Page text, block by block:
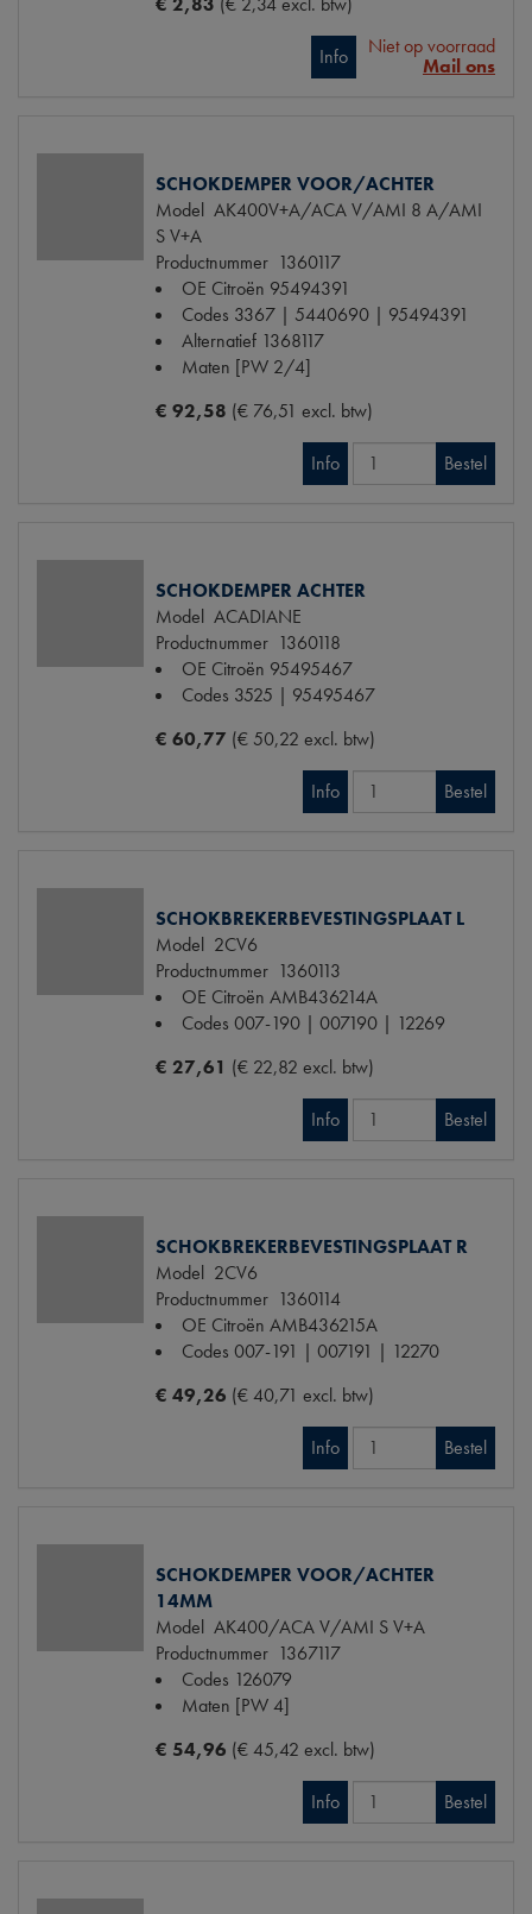
Info
Niet op voorraad
Mail ons
SCHOKDEMPER VOOR/ACHTER
Model AK400V+A/ACA V/AMI 8 A/AMI
S V+A
Productnummer 1360117
OE Citroën 95494391
Codes 3367 | 5440690 | 95494391
Alternatief 1368117
Maten [PW 2/4]
€ 92,58 (€ 76,51 excl. btw)
Info Bestel
SCHOKDEMPER ACHTER
Model ACADIANE
Productnummer 1360118
OE Citroën 95495467
Codes 3525 | 95495467
€ 60,77 (€ 50,22 excl. btw)
Info Bestel
SCHOKBREKERBEVESTINGSPLAAT L
Model 2CV6
Productnummer 1360113
OE Citroën AMB436214A
Codes 007-190 | 007190 | 12269
€ 27,61 (€ 22,82 excl. btw)
Info Bestel
SCHOKBREKERBEVESTINGSPLAAT R
Model 2CV6
Productnummer 1360114
OE Citroën AMB436215A
Codes 007-191 | 007191 | 12270
€ 49,26 (€ 40,71 excl. btw)
Info Bestel
SCHOKDEMPER VOOR/ACHTER
14MM
Model AK400/ACA V/AMI S V+A
Productnummer 1367117
Codes 126079
Maten [PW 4]
€ 54,96 (€ 45,42 excl. btw)
Info Bestel